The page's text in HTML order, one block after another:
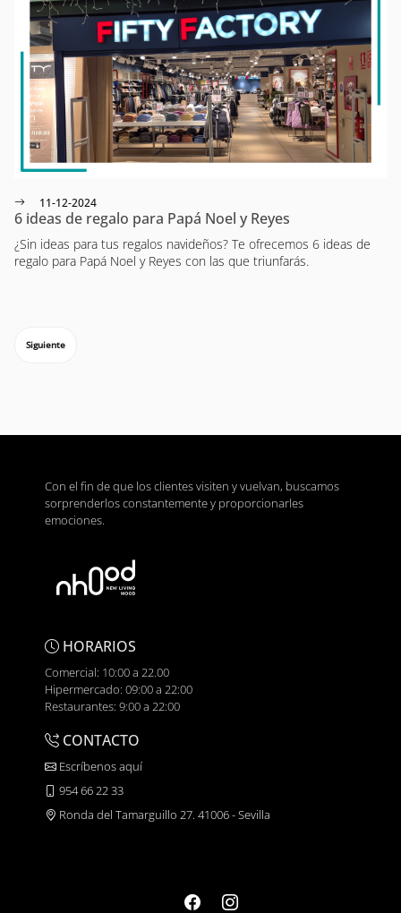
11-12-2024
6 ideas de regalo para Papá Noel y Reyes
¿Sin ideas para tus regalos navideños? Te ofrecemos 6 ideas de
regalo para Papá Noel y Reyes con las que triunfarás.
Siguiente
Con el fin de que los clientes visiten y vuelvan, buscamos
sorprenderlos constantemente y proporcionarles
emociones.
HORARIOS
Comercial: 10:00 a 22.00
Hipermercado: 09:00 a 22:00
Restaurantes: 9:00 a 22:00
CONTACTO
Escríbenos aquí
954 66 22 33
Ronda del Tamarguillo 27. 41006 - Sevilla